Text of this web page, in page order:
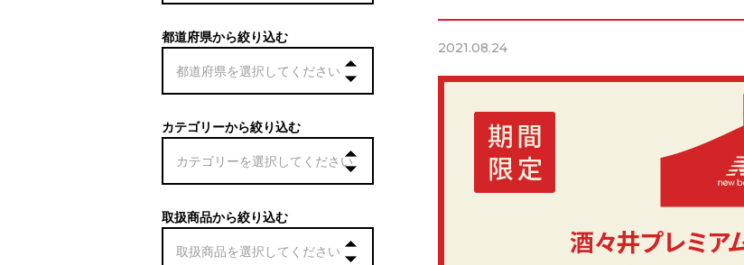
2021.08.24
都道府県から絞り込む
カテゴリーから絞り込む
取扱商品から絞り込む